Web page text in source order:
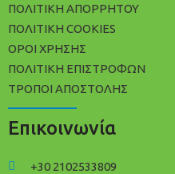
ΠΟΛΙΤΙΚΉ ΑΠΟΡΡΉΤΟΥ
ΠΟΛΊΤΙΚΗ COOKIES
ΌΡΟΙ ΧΡΉΣΗΣ
ΠΟΛΙΤΙΚΉ ΕΠΙΣΤΡΟΦΏΝ
ΤΡΌΠΟΙ ΑΠΟΣΤΟΛΉΣ
Επικοινωνία
+30 2102533809